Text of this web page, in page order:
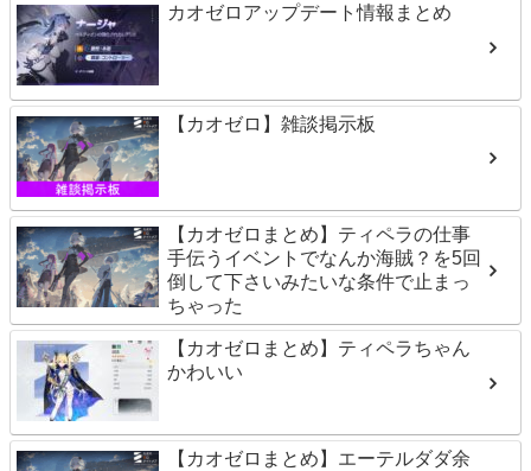
カオゼロアップデート情報まとめ
【カオゼロ】雑談掲示板
【カオゼロまとめ】ティペラの仕事
手伝うイベントでなんか海賊？を5回
倒して下さいみたいな条件で止まっ
ちゃった
【カオゼロまとめ】ティペラちゃん
かわいい
【カオゼロまとめ】エーテルダダ余